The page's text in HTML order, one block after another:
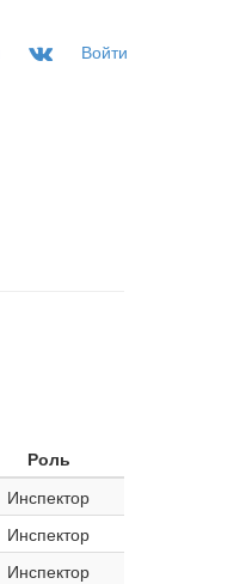
Войти
Роль
Инспектор
Инспектор
Инспектор